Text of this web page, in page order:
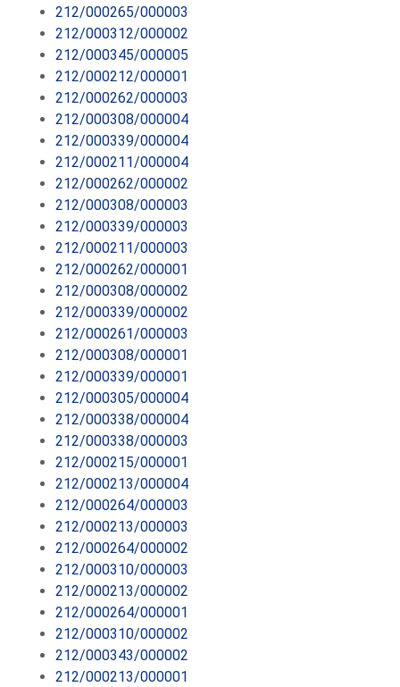
212/000265/000003
212/000312/000002
212/000345/000005
212/000212/000001
212/000262/000003
212/000308/000004
212/000339/000004
212/000211/000004
212/000262/000002
212/000308/000003
212/000339/000003
212/000211/000003
212/000262/000001
212/000308/000002
212/000339/000002
212/000261/000003
212/000308/000001
212/000339/000001
212/000305/000004
212/000338/000004
212/000338/000003
212/000215/000001
212/000213/000004
212/000264/000003
212/000213/000003
212/000264/000002
212/000310/000003
212/000213/000002
212/000264/000001
212/000310/000002
212/000343/000002
212/000213/000001